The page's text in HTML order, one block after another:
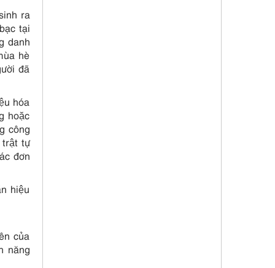
ra
tại
danh
hè
đã
hóa
hoặc
công
trật tự
đơn
hiệu
của
năng